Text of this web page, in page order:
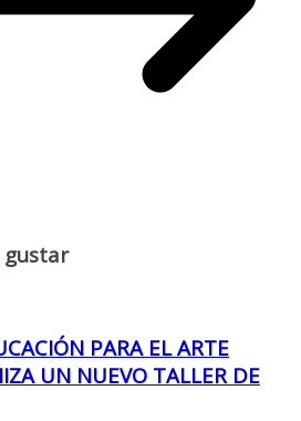
PARA EL ARTE
UN NUEVO TALLER DE